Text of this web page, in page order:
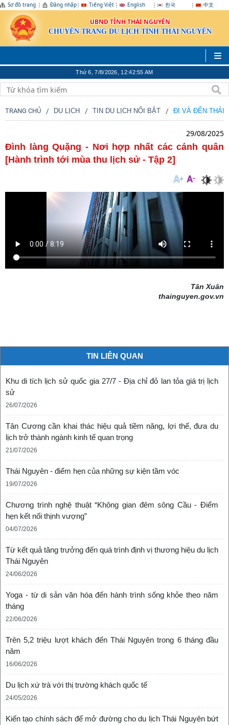
Sơ đồ trang Đăng nhập Tiếng Việt English 한국 中文
UBND TỈNH THÁI NGUYÊN
CHUYÊN TRANG DU LỊCH TỈNH THÁI NGUYÊN
Thứ 6, 7/8/2026, 12:42:56 AM
TRANG CHỦ DU LỊCH TIN DU LỊCH NỔI BẬT ĐI VÀ ĐẾN THÁI
29/08/2025
Đình làng Quặng - Nơi hợp nhất các cánh quân
[Hành trình tới mùa thu lịch sử - Tập 2]
Tân Xuân
thainguyen.gov.vn
TIN LIÊN QUAN
Khu di tích lịch sử quốc gia 27/7 - Địa chỉ đỏ lan tỏa giá trị lịch
sử
26/07/2026
Tân Cương cần khai thác hiệu quả tiềm năng, lợi thế, đưa du
lịch trở thành ngành kinh tế quan trọng
21/07/2026
Thái Nguyên - điểm hẹn của những sự kiện tầm vóc
19/07/2026
Chương trình nghệ thuật “Không gian đêm sông Cầu - Điểm
hẹn kết nối thịnh vượng”
04/07/2026
Từ kết quả tăng trưởng đến quá trình định vị thương hiệu du lịch
Thái Nguyên
24/06/2026
Yoga - từ di sản văn hóa đến hành trình sống khỏe theo năm
tháng
22/06/2026
Trên 5,2 triệu lượt khách đến Thái Nguyên trong 6 tháng đầu
năm
16/06/2026
Du lịch xứ trà với thị trường khách quốc tế
24/05/2026
Kiến tạo chính sách để mở đường cho du lịch Thái Nguyên bứt
Nhiều hoạt động hấp dẫn khách du lịch tại Lễ hội mùa Thu Sa Pa
2024
Thái Nguyên trong mắt du khách
(29/07/2024)